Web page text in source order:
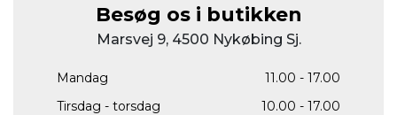
Besøg os i butikken
Marsvej 9, 4500 Nykøbing Sj.
Mandag
11.00 - 17.00
Tirsdag - torsdag
10.00 - 17.00